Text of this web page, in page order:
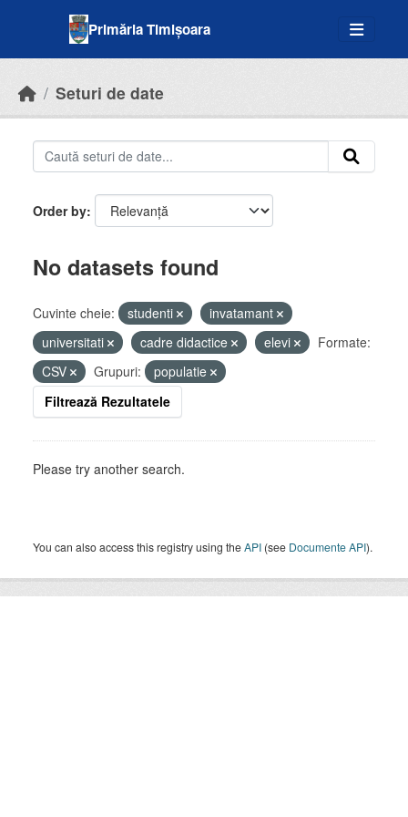
Primăria Timișoara
Seturi de date
Order by
No datasets found
Cuvinte cheie: studenti
invatamant
universitati
cadre didactice elevi
Formate:
CSV
Grupuri:
populatie
Filtrează Rezultatele
Please try another search.
You can also access this registry using theAPI (see Documente API).